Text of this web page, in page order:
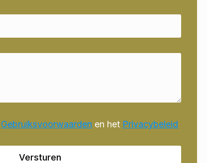
Gebruiksvoorwaarden en het Privacybeleid
Versturen